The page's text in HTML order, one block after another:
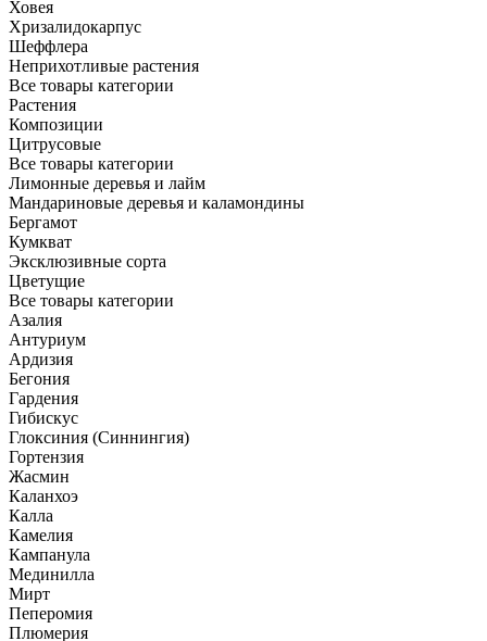
Ховея
Хризалидокарпус
Шеффлера
Неприхотливые растения
Все товары категории
Растения
Композиции
Цитрусовые
Все товары категории
Лимонные деревья и лайм
Мандариновые деревья и каламондины
Бергамот
Кумкват
Эксклюзивные сорта
Цветущие
Все товары категории
Азалия
Антуриум
Ардизия
Бегония
Гардения
Гибискус
Глоксиния (Синнингия)
Гортензия
Жасмин
Каланхоэ
Калла
Камелия
Кампанула
Мединилла
Мирт
Пеперомия
Плюмерия